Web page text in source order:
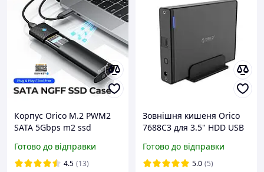
Корпус Orico M.2 PWM2
SATA 5Gbps m2 ssd
Готово до відправки
4.5 (13)
Зовнішня кишеня Orico
7688C3 для 3.5" HDD USB
Готово до відправки
5.0 (5)